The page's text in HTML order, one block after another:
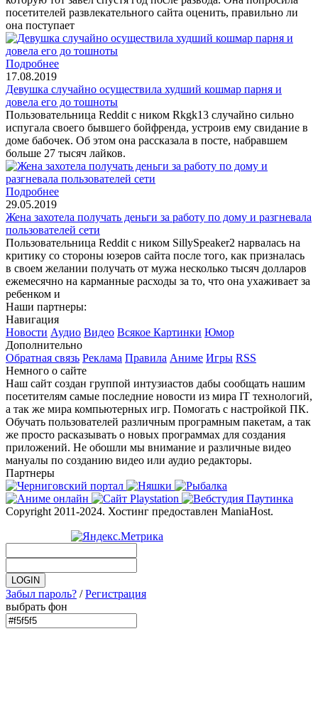
посетителей развлекательного сайта оценить, правильно ли
она поступает
Подробнее
17.08.2019
Девушка случайно осуществила худший кошмар парня и
довела его до тошноты
Пользовательница Reddit с ником Rkgk13 случайно сильно
испугала своего бывшего бойфренда, устроив ему свидание в
доме бабочек. Об этом она рассказала в посте, набравшем
больше 27 тысяч лайков.
Подробнее
29.05.2019
Жена захотела получать деньги за работу по дому и разгневала
пользователей сети
Пользовательница Reddit с ником SillySpeaker2 нарвалась на
критику со стороны юзеров сайта после того, как призналась
в своем желании получать от мужа несколько тысяч долларов
ежемесячно на карманные расходы за то, что она ухаживает за
ребенком и
Наши партнеры:
Навигация
Новости Аудио Видео Всякое Картинки Юмор
Дополнительно
Обратная связь Реклама Правила Аниме Игры RSS
Немного о сайте
Наш сайт создан группой интузиастов дабы сообщать нашим
посетителям самые последние новости из мира IT технологий,
а так же мира компьютерных игр. Помогать с настройкой ПК.
Обучать пользователей различным програмным пакетам, а так
же просто расказывать о новых программах для создания
приложений. Не обошли мы внимание и различные видео
мануалы по созданию видео или аудио редакторы.
Партнеры
Copyright 2011-2024. Хостинг предоставлен ManiaHost.
Забыл пароль? /Регистрация
выбрать фон